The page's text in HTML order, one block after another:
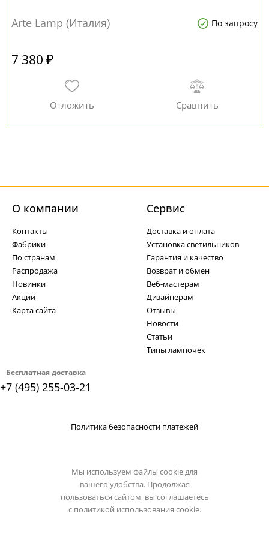
Arte Lamp (Италия) По запросу
7 380 ₽
Бесплатная доставка
+7 (495) 255-03-21
О компании
Контакты
Фабрики
По странам
Распродажа
Новинки
Акции
Карта сайта
Cервис
Доставка и оплата
Установка светильников
Гарантия и качество
Возврат и обмен
Веб-мастерам
Дизайнерам
Отзывы
Новости
Статьи
Типы лампочек
Политика безопасности платежей
Мы используем файлы cookie для
вашего удобства. Продолжая
пользоваться сайтом, вы соглашаетесь
с политикой использования cookie.